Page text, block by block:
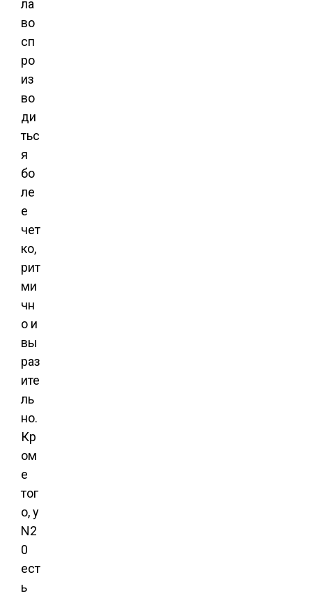
ла
во
сп
ро
из
во
ди
тьс
я
бо
ле
е
чет
ко,
рит
ми
чн
о и
вы
раз
ите
ль
но.
Кр
ом
е
тог
о, у
N2
0
ест
ь